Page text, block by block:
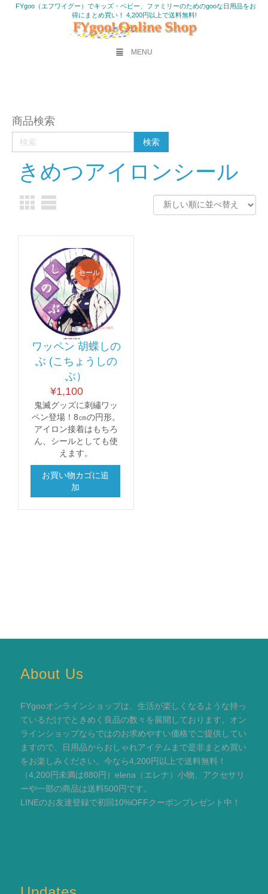
FYgoo（エフワイグー）でキッズ・ベビー、ファミリーのためのgooな日用品をお
得にまとめ買い！ 4,200円以上で送料無料!
MENU
商品検索
きめつアイロンシール
ワッペン 胡蝶しの
ぶ (こちょうしの
ぶ）
¥1,100
鬼滅グッズに刺繡ワッ
ペン登場！8㎝の円形。
アイロン接着はもちろ
ん、シールとしても使
えます。
お買い物カゴに追
加
セール
About Us
FYgooオンラインショップは、生活が楽しくなるような持っ
ているだけでときめく良品の数々を展開しております。オン
ラインショップならではのお求めやすい価格でご提供してい
ますので、日用品からおしゃれアイテムまで是非まとめ買い
をお楽しみください。今なら4,200円以上で送料無料！
（4,200円未満は880円）elena（エレナ）小物、アクセサリ
ーや一部の商品は送料500円です。
LINEのお友達登録で初回10%OFFクーポンプレゼント中！